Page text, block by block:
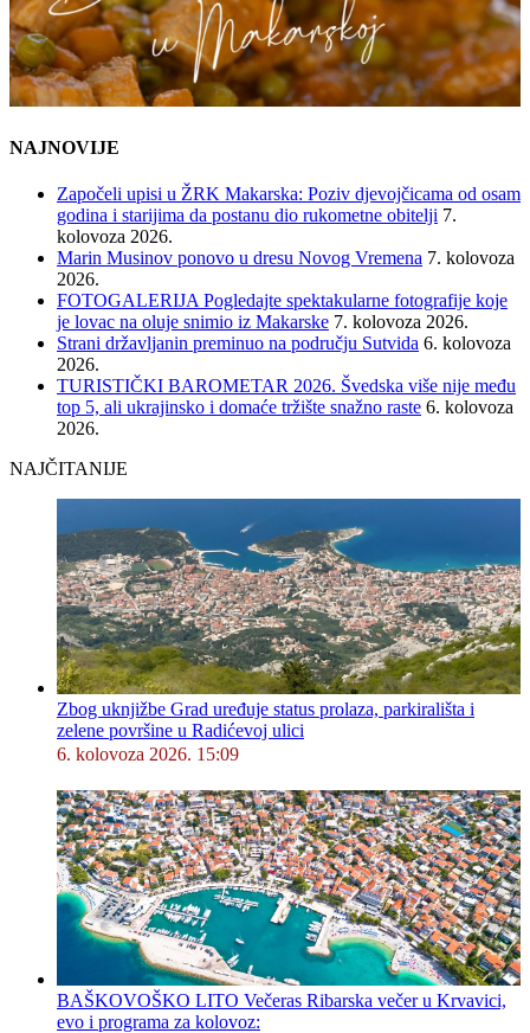
NAJNOVIJE
Započeli upisi u ŽRK Makarska: Poziv djevojčicama od osam
godina i starijima da postanu dio rukometne obitelji 7.
kolovoza 2026.
Marin Musinov ponovo u dresu Novog Vremena 7. kolovoza
2026.
FOTOGALERIJA Pogledajte spektakularne fotografije koje
je lovac na oluje snimio iz Makarske 7. kolovoza 2026.
Strani državljanin preminuo na području Sutvida 6. kolovoza
2026.
TURISTIČKI BAROMETAR 2026. Švedska više nije među
top 5, ali ukrajinsko i domaće tržište snažno raste 6. kolovoza
2026.
NAJČITANIJE
Zbog uknjižbe Grad uređuje status prolaza, parkirališta i
zelene površine u Radićevoj ulici
6. kolovoza 2026. 15:09
BAŠKOVOŠKO LITO Večeras Ribarska večer u Krvavici,
evo i programa za kolovoz: